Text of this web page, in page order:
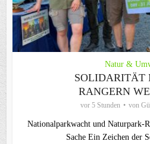
Natur &
SOLIDARITÄT
RANGERN
vor 5 Stunden von
Nationalparkwacht und Naturpark-
Sache Ein Zeichen der